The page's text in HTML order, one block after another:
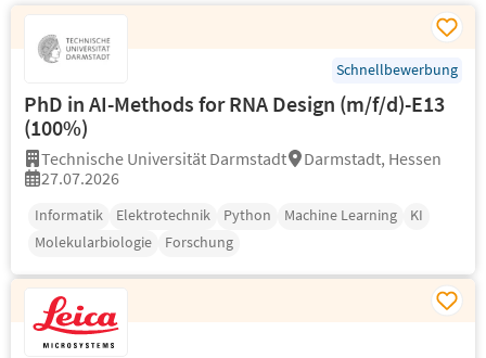
Schnellbewerbung
PhD in AI-Methods for RNA Design (m/f/d)-E13
(100%)
Technische Universität Darmstadt
Darmstadt, Hessen
27.07.2026
Informatik Elektrotechnik Python Machine Learning
KI
Molekularbiologie
Forschung